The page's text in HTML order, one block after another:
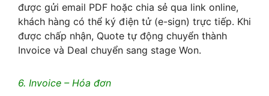
được gửi email PDF hoặc chia sẻ qua link online,
khách hàng có thể ký điện tử (e-sign) trực tiếp. Khi
được chấp nhận, Quote tự động chuyển thành
Invoice và Deal chuyển sang stage Won.
6. Invoice – Hóa đơn